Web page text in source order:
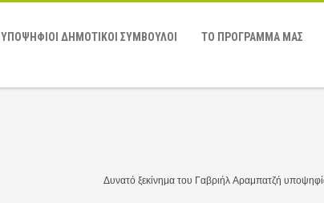
ΥΠΟΨΗΦΙΟΙ ΔΗΜΟΤΙΚΟΙ ΣΥΜΒΟΥΛΟΙ ΤΟ ΠΡΌΓΡΑΜΜΆ ΜΑΣ
Δυνατό ξεκίνημα του Γαβριήλ Αραμπατζή